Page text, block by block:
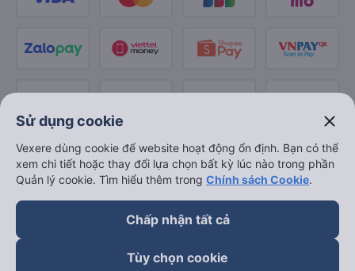
Sử dụng cookie close
Vexere dùng cookie để website hoạt động ổn định. Bạn có thể
xem chi tiết hoặc thay đổi lựa chọn bất kỳ lúc nào trong phần
Quản lý cookie. Tìm hiểu thêm trong Chính sách Cookie.
Chấp nhận tất cả
Tùy chọn cookie